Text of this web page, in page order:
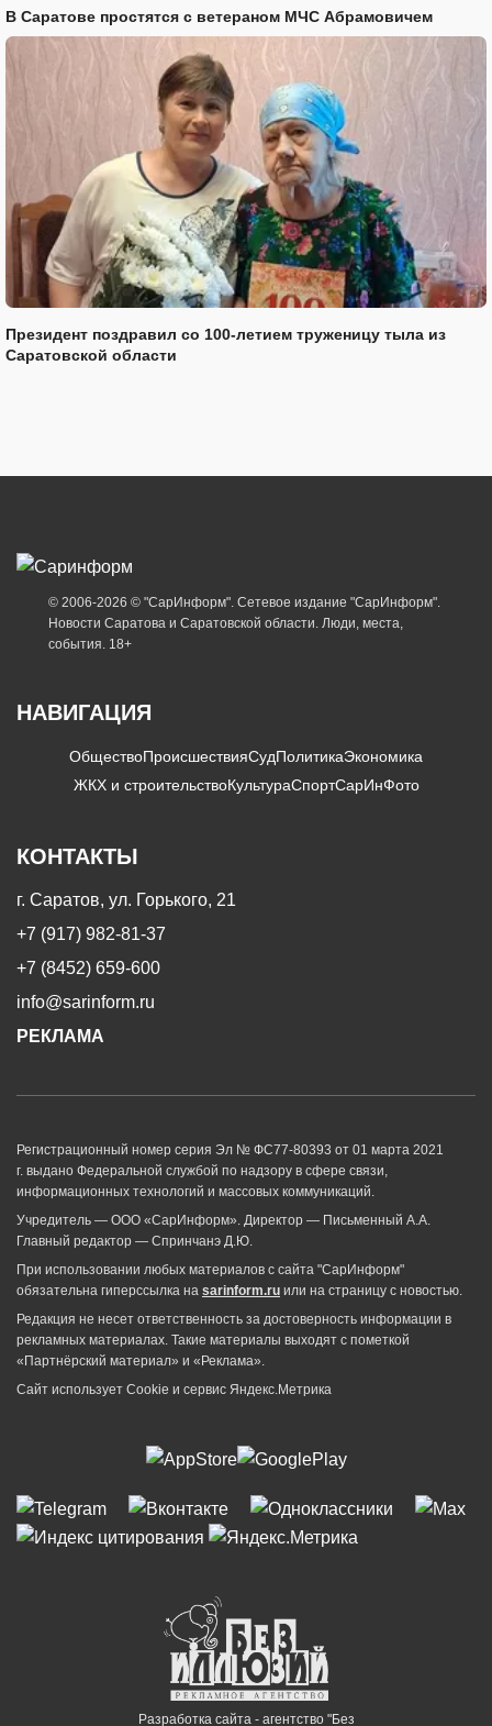
В Саратове простятся с ветераном МЧС Абрамовичем
Президент поздравил со 100-летием труженицу тыла из
Саратовской области
© 2006-2026 © "СарИнформ". Сетевое издание "СарИнформ".
Новости Саратова и Саратовской области. Люди, места,
события. 18+
НАВИГАЦИЯ
ОбществоПроисшествияСудПолитикаЭкономика
ЖКХ и строительствоКультураСпортСарИнФото
КОНТАКТЫ
г. Саратов, ул. Горького, 21
+7 (917) 982-81-37
+7 (8452) 659-600
info@sarinform.ru
РЕКЛАМА
Регистрационный номер серия Эл № ФС77-80393 от 01 марта 2021
г. выдано Федеральной службой по надзору в сфере связи,
информационных технологий и массовых коммуникаций.
Учредитель — ООО «СарИнформ». Директор — Письменный А.А.
Главный редактор — Спринчанэ Д.Ю.
При использовании любых материалов с сайта "СарИнформ"
обязательна гиперссылка на sarinform.ru или на страницу с новостью.
Редакция не несет ответственность за достоверность информации в
рекламных материалах. Такие материалы выходят с пометкой
«Партнёрский материал» и «Реклама».
Сайт использует Cookie и сервиc Яндекс.Метрика
Разработка сайта - агентство "Без